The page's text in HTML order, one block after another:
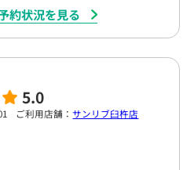
約状況を見る
5.0
ご利用店舗：サンリブ臼杵店